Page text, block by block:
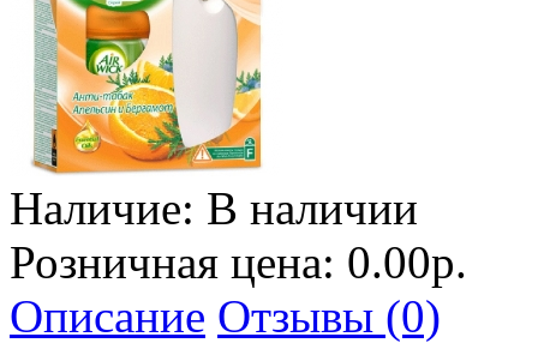
Наличие: В наличии
Розничная цена: 0.00р.
Описание Отзывы (0)